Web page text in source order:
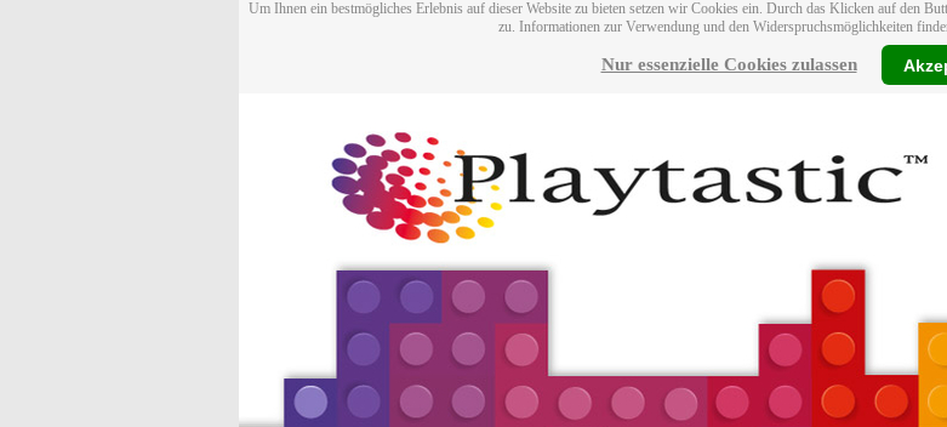
Um Ihnen ein bestmögliches Erlebnis auf dieser Website zu bieten setzen wir Cookies ein. Durch das Klicken auf den
zu. Informationen zur Verwendung und den Widerspruchsmöglichkeiten
Nur essenzielle Cookies zulassen